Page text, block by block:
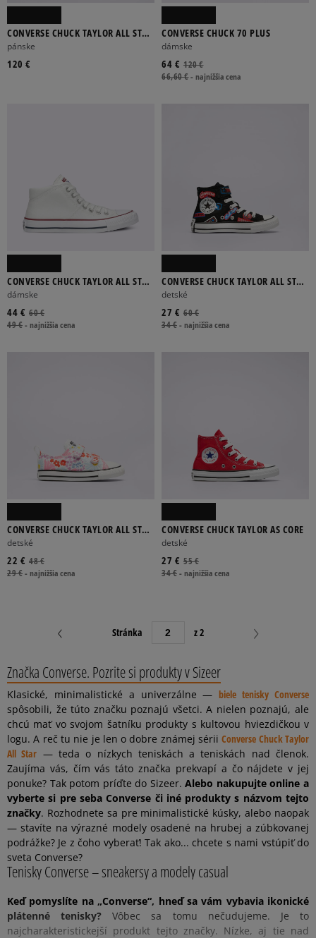
CONVERSE CHUCK TAYLOR ALL STAR
CITY TREK WP
pánske
120 €
CONVERSE CHUCK 70 PLUS
dámske
120 €
64 €
66,60 €-najnižšia cena
CONVERSE CHUCK TAYLOR ALL STAR
MADISON MID
dámske
60 €
44 €
49 €-najnižšia cena
CONVERSE CHUCK TAYLOR ALL STAR
1V
detské
60 €
27 €
34 €-najnižšia cena
CONVERSE CHUCK TAYLOR ALL STAR
2V
detské
48 €
22 €
29 €-najnižšia cena
CONVERSE CHUCK TAYLOR AS CORE
detské
55 €
27 €
34 €-najnižšia cena
Stránka z 2
Značka Converse. Pozrite si produkty v Sizeer
Klasické, minimalistické a univerzálne —biele tenisky Converse
spôsobili, že túto značku poznajú všetci. A nielen poznajú, ale
chcú mať vo svojom šatníku produkty s kultovou hviezdičkou v
logu. A reč tu nie je len o dobre známej sériiConverse Chuck Taylor
All Star — teda o nízkych teniskách a teniskách nad členok.
Zaujíma vás, čím vás táto značka prekvapí a čo nájdete v jej
ponuke? Tak potom príďte do Sizeer.Alebo nakupujte online a
vyberte si pre seba Converse či iné produkty s názvom tejto
značky. Rozhodnete sa pre minimalistické kúsky, alebo naopak
— stavíte na výrazné modely osadené na hrubej a zúbkovanej
podrážke? Je z čoho vyberať! Tak ako... chcete s nami vstúpiť do
sveta Converse?
Tenisky Converse – sneakersy a modely casual
Keď pomyslíte na „Converse“, hneď sa vám vybavia ikonické
plátenné tenisky? Vôbec sa tomu nečudujeme. Je to
najcharakteristickejší produkt tejto značky. Nízke, aj tie nad